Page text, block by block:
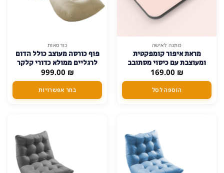
מתנה לאישה
מראת איפור קומפקטית
ומעוצבת עם כיסוי מסתובב
360 מעלות ותאורת לילה –
ורוד
169.00 ₪
הוספה לסל
כורסאות
פוף כורסה מעוצב כולל הדום
לרגליים ממולא כדורי קלקר
בד טכנולוגי דמוי עור
999.00 ₪
בחר אפשרויות
זה
יש
ניתן